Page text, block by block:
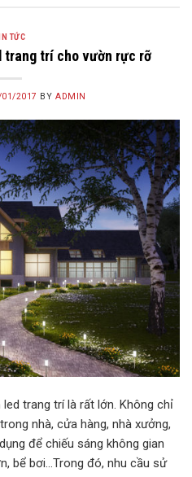
TỨC
trang trí cho vườn rực rỡ
01/2017 BY ADMIN
trang trí là rất lớn. Không chỉ
nhà, cửa hàng, nhà xưởng,
để chiếu sáng không gian
bể bơi…Trong đó, nhu cầu sử